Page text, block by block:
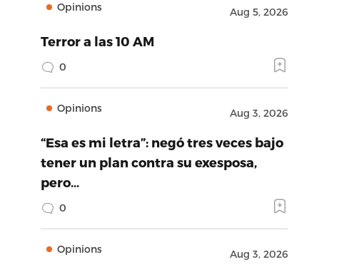
Opinions Aug 5, 2026
Terror a las 10 AM
0
Opinions Aug 3, 2026
“Esa es mi letra”: negó tres veces bajo
tener un plan contra su exesposa,
pero…
0
Opinions Aug 3, 2026